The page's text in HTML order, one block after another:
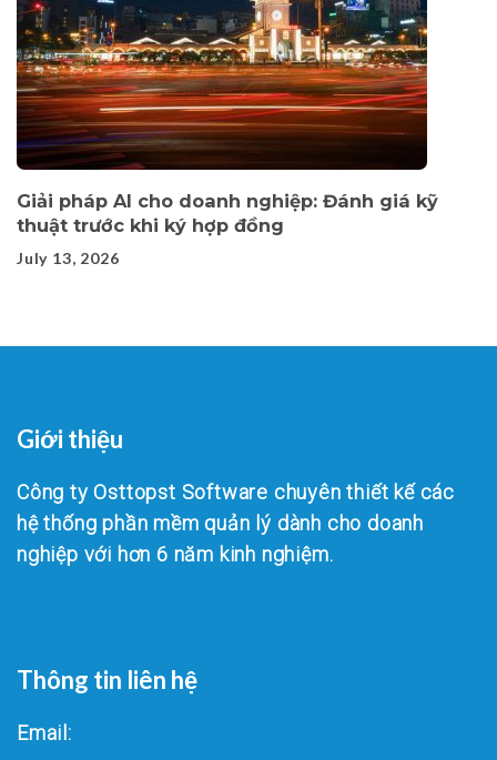
Giải pháp AI cho doanh nghiệp: Đánh giá kỹ
thuật trước khi ký hợp đồng
July 13, 2026
Giới thiệu
Công ty Osttopst Software chuyên thiết kế các
hệ thống phần mềm quản lý dành cho doanh
nghiệp với hơn 6 năm kinh nghiệm.
Thông tin liên hệ
Email: